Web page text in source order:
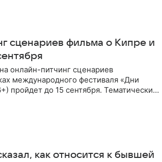
сценариев фильма о Кипре и
онлайн-питчинг сценариев
международного фестиваля «Дни
пройдет до 15 сентября. Тематически
как относится к бывшей